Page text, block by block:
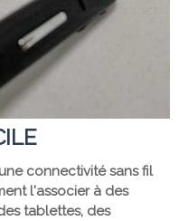
connectivité sans fil
l'associer à des
tablettes, des